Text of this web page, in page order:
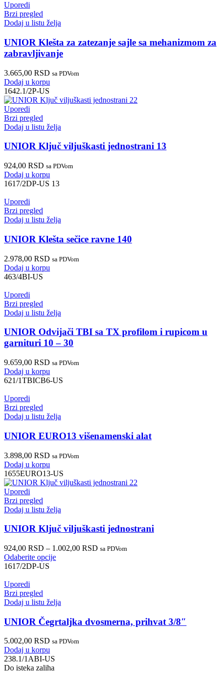
Uporedi
Brzi pregled
Dodaj u listu želja
UNIOR Klešta za zatezanje sajle sa mehanizmom za
zabravljivanje
3.665,00 RSD sa PDVom
Dodaj u korpu
1642.1/2P-US
Uporedi
Brzi pregled
Dodaj u listu želja
UNIOR Ključ viljuškasti jednostrani 13
924,00 RSD sa PDVom
Dodaj u korpu
1617/2DP-US 13
Uporedi
Brzi pregled
Dodaj u listu želja
UNIOR Klešta sečice ravne 140
2.978,00 RSD sa PDVom
Dodaj u korpu
463/4BI-US
Uporedi
Brzi pregled
Dodaj u listu želja
UNIOR Odvijači TBI sa TX profilom i rupicom u
garnituri 10 – 30
9.659,00 RSD sa PDVom
Dodaj u korpu
621/1TBICB6-US
Uporedi
Brzi pregled
Dodaj u listu želja
UNIOR EURO13 višenamenski alat
3.898,00 RSD sa PDVom
Dodaj u korpu
1655EURO13-US
Uporedi
Brzi pregled
Dodaj u listu želja
UNIOR Ključ viljuškasti jednostrani
924,00 RSD – 1.002,00 RSD sa PDVom
Odaberite opcije
1617/2DP-US
Uporedi
Brzi pregled
Dodaj u listu želja
UNIOR Čegrtaljka dvosmerna, prihvat 3/8″
5.002,00 RSD sa PDVom
Dodaj u korpu
238.1/1ABI-US
Do isteka zaliha